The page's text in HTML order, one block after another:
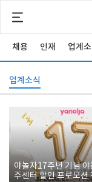
채용 인재 업계
업계소식
야놀자17주년 기념
주센터 할인 프로모션